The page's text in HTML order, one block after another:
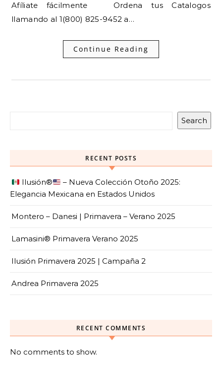
Afíliate fácilmente Ordena tus Catalogos
llamando al 1(800) 825-9452 a…
Continue Reading
Search
RECENT POSTS
Ilusión®️
– Nueva Colección Otoño 2025:
Elegancia Mexicana en Estados Unidos
Montero – Danesi | Primavera – Verano 2025
Lamasini® Primavera Verano 2025
Ilusión Primavera 2025 | Campaña 2
Andrea Primavera 2025
RECENT COMMENTS
No comments to show.